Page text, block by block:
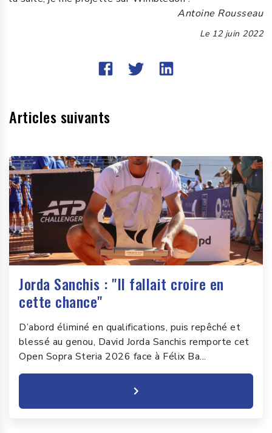
Antoine Rousseau
Le 12 juin 2022
Articles suivants
Jorda Sanchis : "Il fallait croire en
cette chance"
D’abord éliminé en qualifications, puis repêché et
blessé au genou, David Jorda Sanchis remporte cet
Open Sopra Steria 2026 face à Félix Ba...